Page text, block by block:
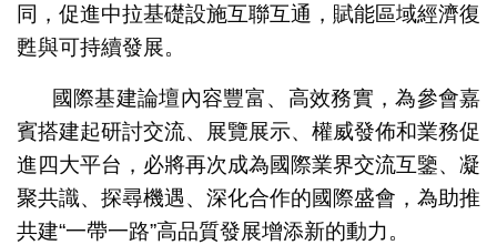
同，促進中拉基礎設施互聯互通，賦能區域經濟復
甦與可持續發展。
國際基建論壇內容豐富、高效務實，為參會嘉
賓搭建起研討交流、展覽展示、權威發佈和業務促
進四大平台，必將再次成為國際業界交流互鑒、凝
聚共識、探尋機遇、深化合作的國際盛會，為助推
共建“一帶一路”高品質發展增添新的動力。